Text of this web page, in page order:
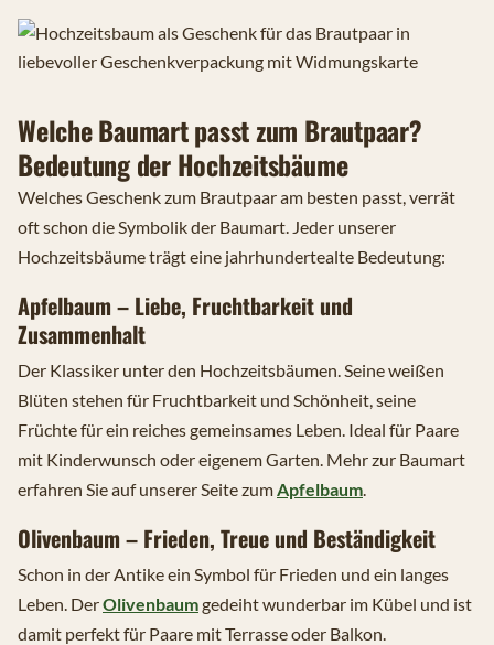
Welche Baumart passt zum Brautpaar?
Bedeutung der Hochzeitsbäume
Welches Geschenk zum Brautpaar am besten passt, verrät
oft schon die Symbolik der Baumart. Jeder unserer
Hochzeitsbäume trägt eine jahrhundertealte Bedeutung:
Apfelbaum – Liebe, Fruchtbarkeit und
Zusammenhalt
Der Klassiker unter den Hochzeitsbäumen. Seine weißen
Blüten stehen für Fruchtbarkeit und Schönheit, seine
Früchte für ein reiches gemeinsames Leben. Ideal für Paare
mit Kinderwunsch oder eigenem Garten. Mehr zur Baumart
erfahren Sie auf unserer Seite zum Apfelbaum
Olivenbaum – Frieden, Treue und Beständigkeit
Schon in der Antike ein Symbol für Frieden und ein langes
Leben. DerOlivenbaumgedeiht wunderbar im Kübel und ist
damit perfekt für Paare mit Terrasse oder Balkon.